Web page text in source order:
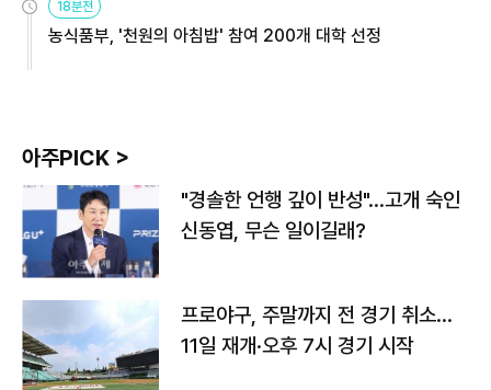
18분전
농식품부, '천원의 아침밥' 참여 200개 대학 선정
아주PICK >
"경솔한 언행 깊이 반성"…고개 숙인
신동엽, 무슨 일이길래?
프로야구, 주말까지 전 경기 취소…
11일 재개·오후 7시 경기 시작